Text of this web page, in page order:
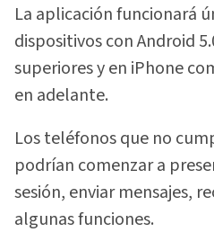
La aplicación funcionará
dispositivos con Android
superiores y en iPhone
en adelante.
Los teléfonos que no
podrían comenzar a
sesión, enviar mensajes,
algunas funciones.